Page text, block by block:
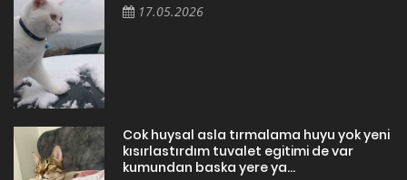
17.05.2026
Cok huysal asla tırmalama huyu yok yeni
kısırlastırdım tuvalet egitimi de var
kumundan baska yere ya...